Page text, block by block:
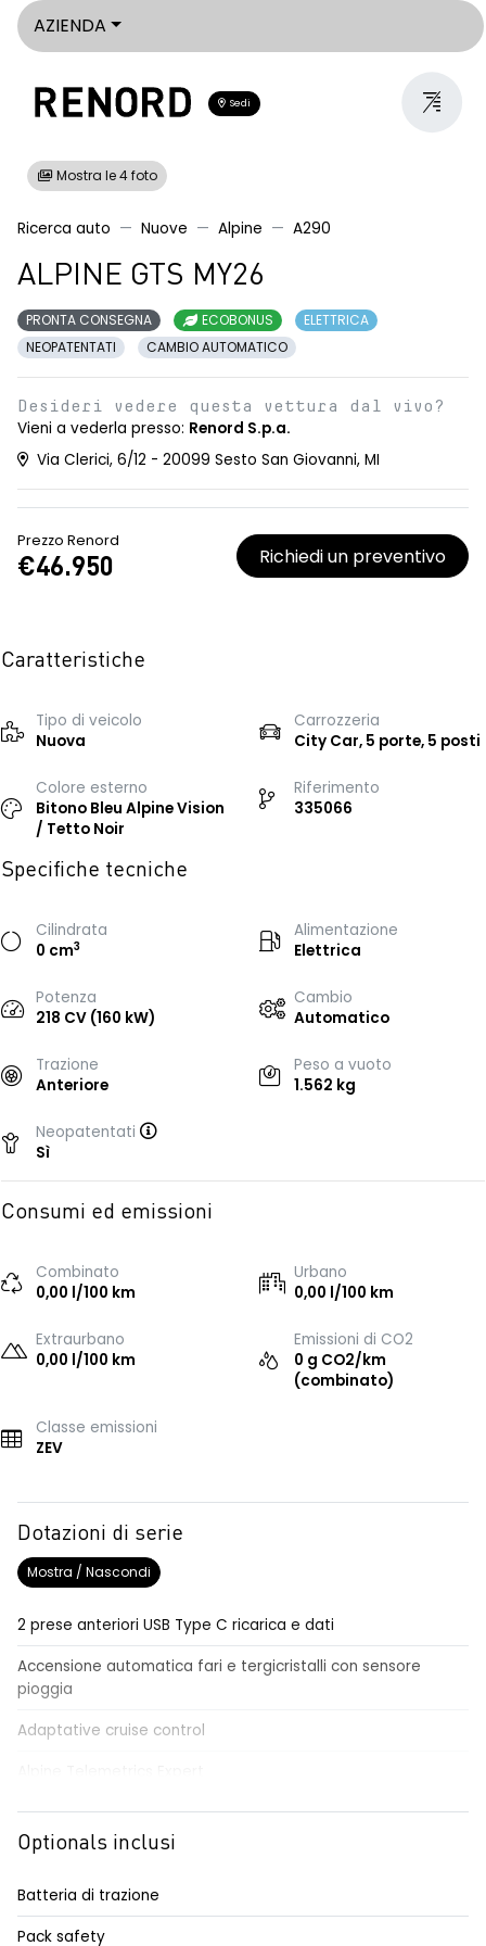
AZIENDA
Sedi
Mostra le 4 foto
Ricerca auto Nuove Alpine A290
ALPINE GTS MY26
PRONTA CONSEGNA ECOBONUS
ELETTRICA
NEOPATENTATI
CAMBIO AUTOMATICO
Desideri vedere questa vettura dal vivo?
Vieni a vederla presso: Renord S.p.a.
Via Clerici, 6/12 - 20099 Sesto San Giovanni, MI
Prezzo Renord
€46.950 Richiedi un preventivo
Caratteristiche
Tipo di veicolo
Nuova
Carrozzeria
City Car, 5 porte, 5 posti
Colore esterno
Bitono Bleu Alpine Vision
/ Tetto Noir
Riferimento
335066
Specifiche tecniche
Cilindrata
0 cm3
Alimentazione
Elettrica
Potenza
218 CV (160 kW)
Cambio
Automatico
Trazione
Anteriore
Peso a vuoto
1.562 kg
Neopatentati
Sì
Consumi ed emissioni
Combinato
0,00 l/100 km
Urbano
0,00 l/100 km
Extraurbano
0,00 l/100 km
Emissioni di CO2
0 g CO2/km
(combinato)
Classe emissioni
ZEV
Dotazioni di serie
Mostra / Nascondi
2 prese anteriori USB Type C ricarica e dati
Accensione automatica fari e tergicristalli con sensore
pioggia
Adaptative cruise control
Alpine-Portal 10.1”con Google integrato e premium audio
Devialet® + Alpine Drive Sound
Alzacristalli posteriori elettrici impulsionali
Optionals inclusi
Batteria di trazione
Pack safety